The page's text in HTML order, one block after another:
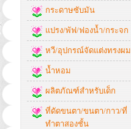
กระดาษซับมัน
แปรง/พัฟ/ฟองน้ำ/กระจก
หวี/อุปกรณ์จัดแต่งทรงผม
น้ำหอม
ผลิตภัณฑ์สำหรับเด็ก
ที่ดัดขนตา/ขนตา/กาว/ที่
ทำตาสองชั้น